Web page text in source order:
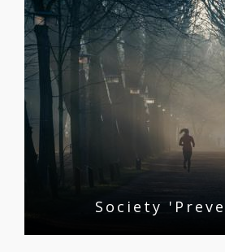
Society